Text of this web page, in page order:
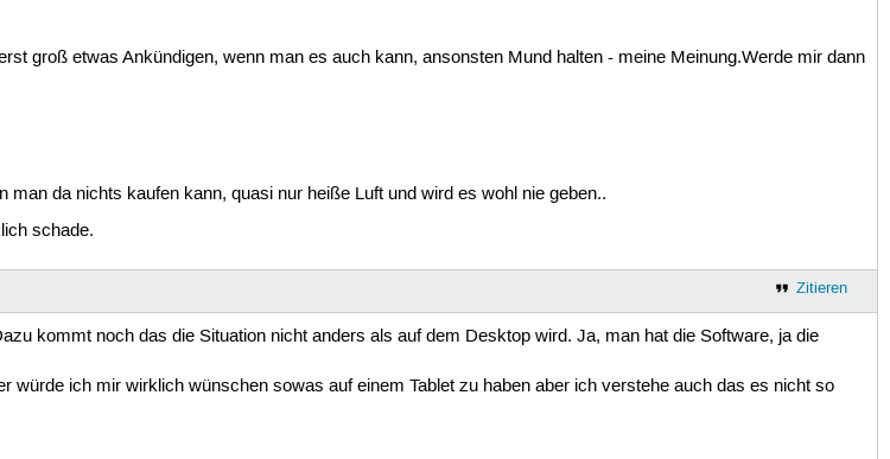
groß etwas Ankündigen, wenn man es auch kann, ansonsten Mund halten - meine Meinung.Werde mir dann
da nichts kaufen kann, quasi nur heiße Luft und wird es wohl nie geben..
schade.
Zitieren
kommt noch das die Situation nicht anders als auf dem Desktop wird. Ja, man hat die Software, ja die
würde ich mir wirklich wünschen sowas auf einem Tablet zu haben aber ich verstehe auch das es nicht so